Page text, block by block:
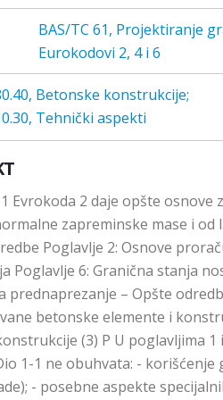
BAS/TC 61, Projektiranje
Eurokodovi 2, 4 i 6
Betonske konstrukcije;
Tehnički aspekti
1 Evrokoda 2 daje opšte
zapreminske mase i od
Poglavlje 2: Osnove
Poglavlje 6: Granična stanja
prednaprezanje – Opšte
betonske elemente i
(3) P U poglavljima
1-1 ne obuhvata: -
- posebne aspekte